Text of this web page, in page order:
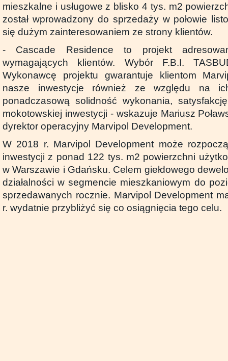
mieszkalne i usługowe z blisko 4 tys. m2
został wprowadzony do sprzedaży w połowie
się dużym zainteresowaniem ze strony klientów.
- Cascade Residence to projekt
wymagających klientów. Wybór F.B.I.
Wykonawcę projektu gwarantuje klientom
nasze inwestycje również ze względu na
ponadczasową solidność wykonania,
mokotowskiej inwestycji - wskazuje Mariusz
dyrektor operacyjny Marvipol Development.
W 2018 r. Marvipol Development może
inwestycji z ponad 122 tys. m2 powierzchni
w Warszawie i Gdańsku. Celem giełdowego
działalności w segmencie mieszkaniowym do
sprzedawanych rocznie. Marvipol Development
r. wydatnie przybliżyć się co osiągnięcia tego celu.